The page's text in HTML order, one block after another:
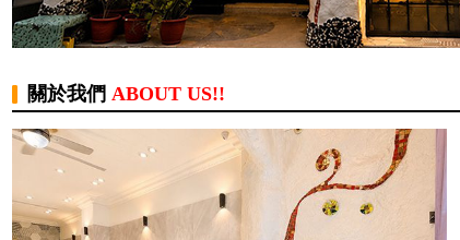
關於我們 ABOUT US!!